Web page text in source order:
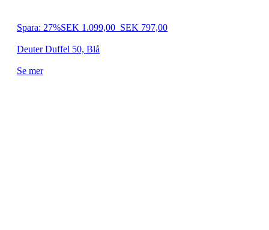
Spara: 27%SEK 1.099,00 SEK 797,00
Deuter Duffel 50, Blå
Se mer